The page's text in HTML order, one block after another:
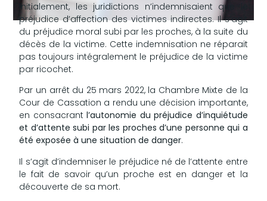
Initialement, les juridictions n’indemnisaient que le
préjudice d’affection des victimes indirectes. Il s’agit
du préjudice moral subi par les proches, à la suite du
décès de la victime. Cette indemnisation ne réparait
pas toujours intégralement le préjudice de la victime
par ricochet.
Par un arrêt du 25 mars 2022, la Chambre Mixte de la
Cour de Cassation a rendu une décision importante,
en consacrantl’autonomie du préjudice d’inquiétude
et d’attente subi par les proches d’une personne qui a
été exposée à une situation de danger.
Il s’agit d’indemniser le préjudice né de l’attente entre
le fait de savoir qu’un proche est en danger et la
découverte de sa mort.